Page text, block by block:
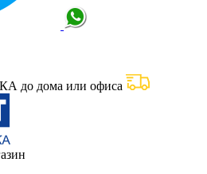
дома или офиса